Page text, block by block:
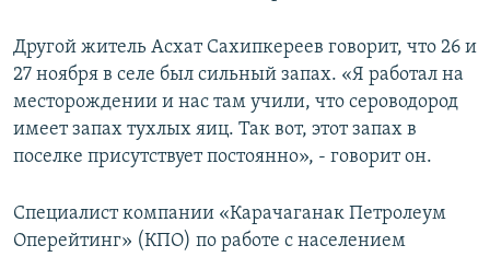
Другой житель Асхат Сахипкереев говорит, что 26 и
27 ноября в селе был сильный запах. «Я работал на
месторождении и нас там учили, что сероводород
имеет запах тухлых яиц. Так вот, этот запах в
поселке присутствует постоянно», - говорит он.
Специалист компании «Карачаганак Петролеум
Оперейтинг» (КПО) по работе с населением